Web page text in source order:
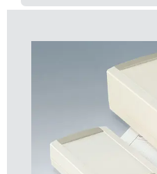
обеспечивает
съёмные торцевые
размещать в корпусе
разъёмами,
широкий
исполнение F с
исполнение H с
опционально с